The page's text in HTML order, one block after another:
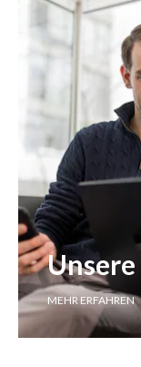
MEHR ERFAHREN